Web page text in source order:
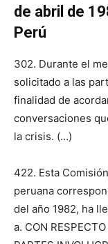
de abril de
Perú
302. Durante el
solicitado a las
finalidad de
conversaciones
la crisis. (…)
422. Esta
peruana
del año 1982, ha
a. CON